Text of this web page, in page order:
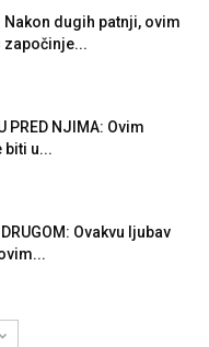
dugih patnji, ovim
započinje...
PRED NJIMA: Ovim
biti u...
Ovakvu ljubav